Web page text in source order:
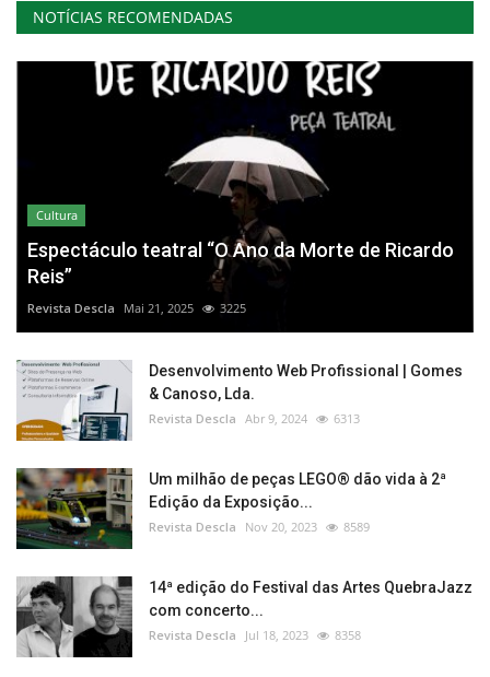
NOTÍCIAS RECOMENDADAS
Cultura
Espectáculo teatral “O Ano da Morte de Ricardo
Reis”
Revista Descla Mai 21, 2025 3225
Desenvolvimento Web Profissional | Gomes
& Canoso, Lda.
Revista Descla Abr 9, 2024 6313
Um milhão de peças LEGO® dão vida à 2ª
Edição da Exposição...
Revista Descla Nov 20, 2023 8589
14ª edição do Festival das Artes QuebraJazz
com concerto...
Revista Descla Jul 18, 2023 8358